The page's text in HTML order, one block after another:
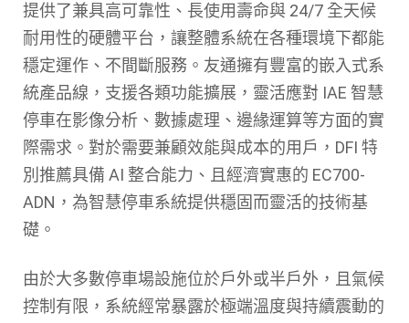
提供了兼具高可靠性、長使用壽命與 24/7 全天候
耐用性的硬體平台，讓整體系統在各種環境下都能
穩定運作、不間斷服務。友通擁有豐富的嵌入式系
統產品線，支援各類功能擴展，靈活應對 IAE 智慧
停車在影像分析、數據處理、邊緣運算等方面的實
際需求。對於需要兼顧效能與成本的用戶，DFI 特
別推薦具備 AI 整合能力、且經濟實惠的 EC700-
ADN ，為智慧停車系統提供穩固而靈活的技術基
礎。
由於大多數停車場設施位於戶外或半戶外，且氣候
控制有限，系統經常暴露於極端溫度與持續震動的